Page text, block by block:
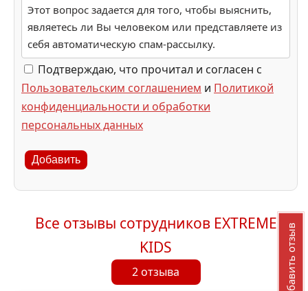
Этот вопрос задается для того, чтобы выяснить,
являетесь ли Вы человеком или представляете из
себя автоматическую спам-рассылку.
Подтверждаю, что прочитал и согласен с
Пользовательским соглашением и Политикой
конфиденциальности и обработки
персональных данных
Добавить
Все отзывы сотрудников EXTREME
KIDS
2 отзыва Добавить отзыв